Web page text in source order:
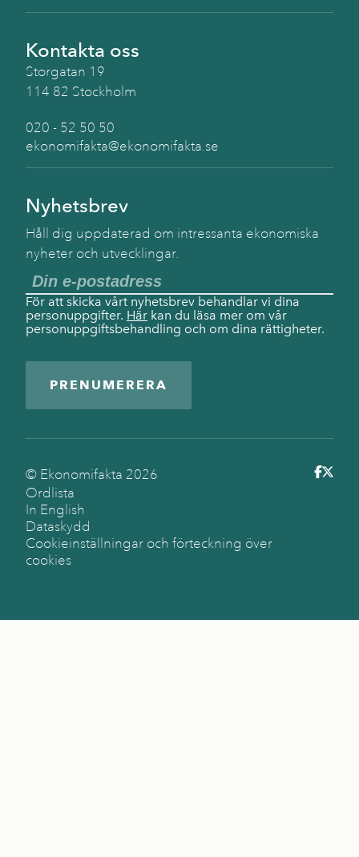
Kontakta oss
Storgatan 19
114 82 Stockholm
020 - 52 50 50
ekonomifakta@ekonomifakta.se
Nyhetsbrev
Håll dig uppdaterad om intressanta ekonomiska
nyheter och utvecklingar.
För att skicka vårt nyhetsbrev behandlar vi dina
personuppgifter. Här kan du läsa mer om vår
personuppgiftsbehandling och om dina rättigheter.
PRENUMERERA
© Ekonomifakta 2026
Ordlista
In English
Dataskydd
Cookieinställningar och förteckning över
cookies